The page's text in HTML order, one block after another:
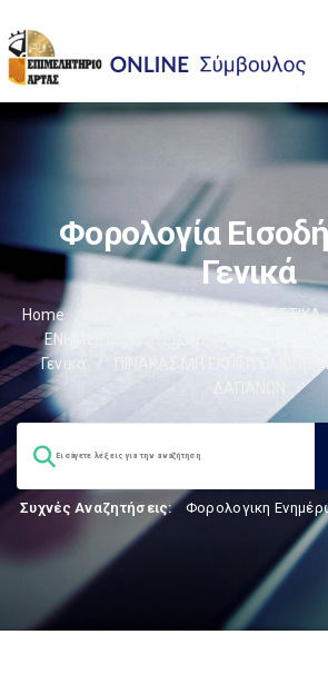
Φορολογία
Γενικά
Home
ΕΝΗΜΕΡΩΣΗ
Γενικά
ΠΙΝΑΚΑΣ ΜΗ ΕΚΠΙΠΤΟΜΕΝΩΝ
Συχνές Αναζητήσεις: Φορολογικη